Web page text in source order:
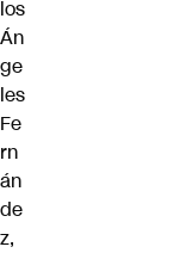
los
Án
ge
les
Fe
rn
án
de
z,